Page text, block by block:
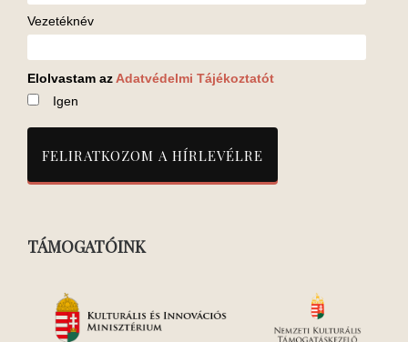
Vezetéknév
Elolvastam az Adatvédelmi Tájékoztatót
Igen
TÁMOGATÓINK